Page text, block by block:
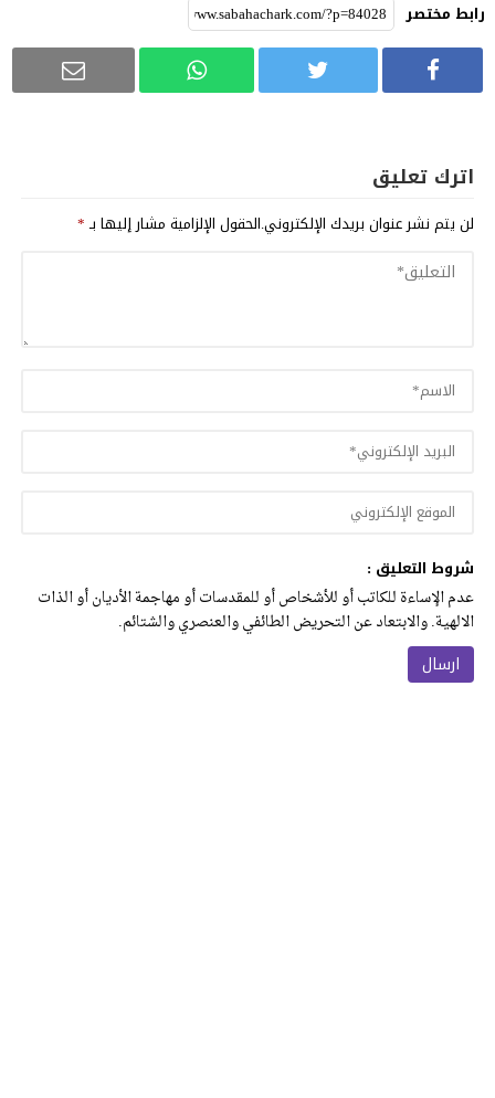
رابط مختصر
اترك تعليق
لن يتم نشر عنوان بريدك الإلكتروني.الحقول الإلزامية مشار إليها بـ*
شروط التعليق :
عدم الإساءة للكاتب أو للأشخاص أو للمقدسات أو مهاجمة الأديان أو الذات
الالهية. والابتعاد عن التحريض الطائفي والعنصري والشتائم.